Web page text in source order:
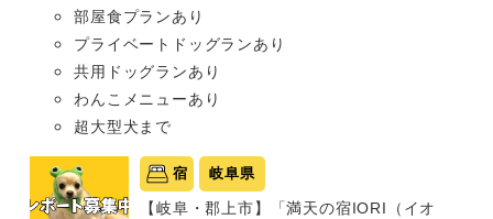
部屋食プランあり
プライベートドッグランあり
共用ドッグランあり
わんこメニューあり
超大型犬まで
宿 岐阜県
【岐阜・郡上市】「満天の宿IORI（イオ